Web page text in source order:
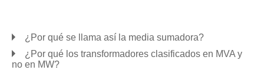
¿Por qué se llama así la media sumadora?
¿Por qué los transformadores clasificados en MVA y
no en MW?